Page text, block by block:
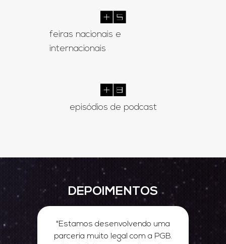
feiras nacionais e
internacionais
+ 9
episódios de podcast
+14
DEPOIMENTOS
"Estamos desenvolvendo uma
parceria muito legal com a PGB.